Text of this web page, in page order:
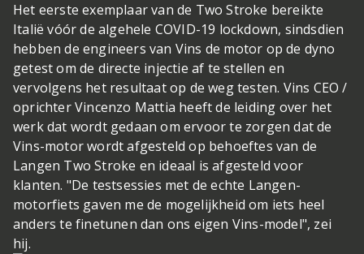
Het eerste exemplaar van de Two Stroke bereikte
Italië vóór de algehele COVID-19 lockdown, sindsdien
hebben de engineers van Vins de motor op de dyno
getest om de directe injectie af te stellen en
vervolgens het resultaat op de weg testen. Vins CEO /
oprichter Vincenzo Mattia heeft de leiding over het
werk dat wordt gedaan om ervoor te zorgen dat de
Vins-motor wordt afgesteld op behoeftes van de
Langen Two Stroke en ideaal is afgesteld voor
klanten. "De testsessies met de echte Langen-
motorfiets gaven me de mogelijkheid om iets heel
anders te finetunen dan ons eigen Vins-model", zei
hij.